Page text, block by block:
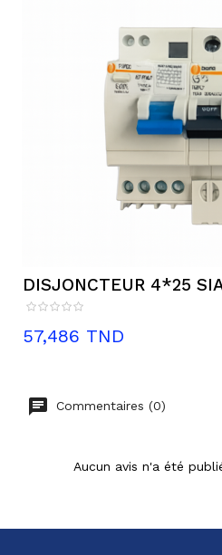
DISJONCTEUR 4*25
Prix
57,486 TND
Commentaires (0)
Aucun avis n'a été